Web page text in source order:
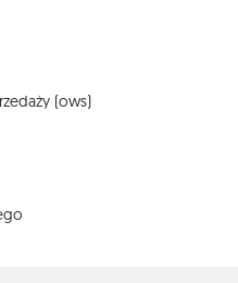
(ows)